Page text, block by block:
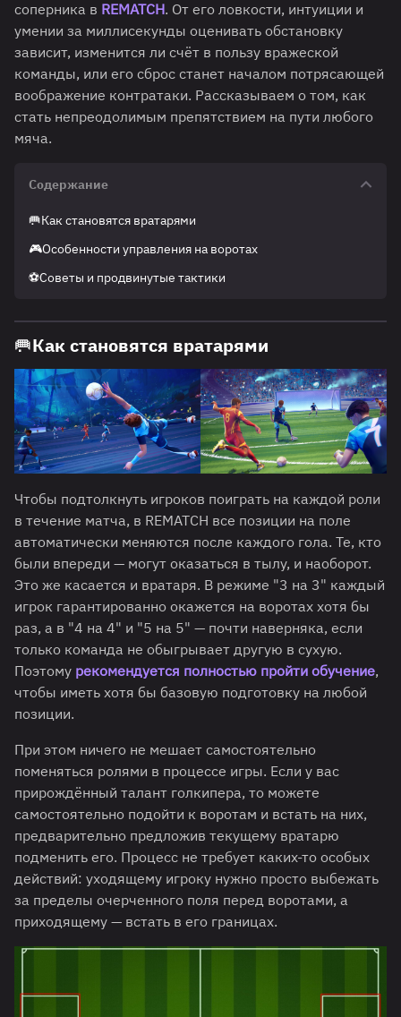
соперника в REMATCH. От его ловкости, интуиции и
умении за миллисекунды оценивать обстановку
зависит, изменится ли счёт в пользу вражеской
команды, или его сброс станет началом потрясающей
воображение контратаки. Рассказываем о том, как
стать непреодолимым препятствием на пути любого
мяча.
Содержание
🥅Как становятся вратарями
🎮Особенности управления на воротах
⚽Советы и продвинутые тактики
🥅Как становятся вратарями
Чтобы подтолкнуть игроков поиграть на каждой роли
в течение матча, в REMATCH все позиции на поле
автоматически меняются после каждого гола. Те, кто
были впереди — могут оказаться в тылу, и наоборот.
Это же касается и вратаря. В режиме "3 на 3" каждый
игрок гарантированно окажется на воротах хотя бы
раз, а в "4 на 4" и "5 на 5" — почти наверняка, если
только команда не обыгрывает другую в сухую.
Поэтому рекомендуется полностью пройти обучение,
чтобы иметь хотя бы базовую подготовку на любой
позиции.
При этом ничего не мешает самостоятельно
поменяться ролями в процессе игры. Если у вас
прирождённый талант голкипера, то можете
самостоятельно подойти к воротам и встать на них,
предварительно предложив текущему вратарю
подменить его. Процесс не требует каких-то особых
действий: уходящему игроку нужно просто выбежать
за пределы очерченного поля перед воротами, а
приходящему — встать в его границах.